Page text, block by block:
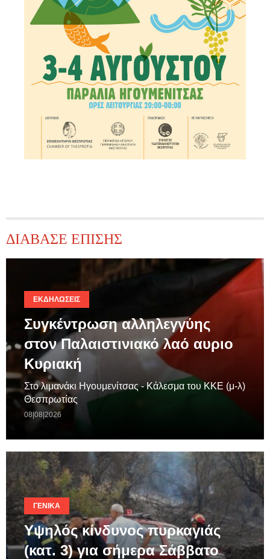
ΔΙΑΒΑΣΕ ΕΠΙΣΗΣ
ΕΚΔΗΛΏΣΕΙΣ
Συγκέντρωση αλληλεγγύης
στον Παλαιστινιακό λαό αυριο
Κυριακή
Στο λιμανάκι Ηγουμενίτσας - Κάλεσμα του ΚΚΕ (μ-λ)
Θεσπρωτίας
08|08|2026
ΓΕΝΙΚΆ
Υψηλός κίνδυνος πυρκαγιάς
(κατ. 3) για σήμερα Σάββατο